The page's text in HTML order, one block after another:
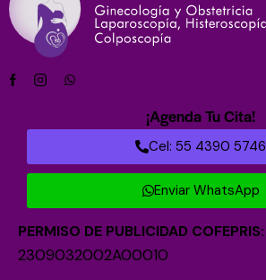
¡Agenda Tu Cita!
Cel: 55 4390 5746
Enviar WhatsApp
PERMISO DE PUBLICIDAD COFEPRIS:
2309032002A00010